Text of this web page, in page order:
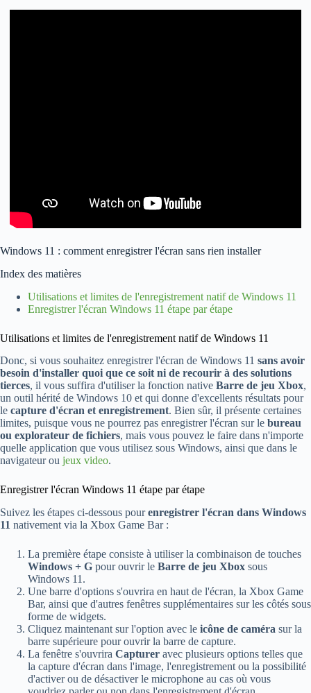
Windows 11 : comment enregistrer l'écran sans rien installer
Index des matières
Utilisations et limites de l'enregistrement natif de Windows 11
Enregistrer l'écran Windows 11 étape par étape
Utilisations et limites de l'enregistrement natif de Windows 11
Donc, si vous souhaitez enregistrer l'écran de Windows 11 sans avoir
besoin d'installer quoi que ce soit ni de recourir à des solutions
tierces, il vous suffira d'utiliser la fonction native Barre de jeu Xbox,
un outil hérité de Windows 10 et qui donne d'excellents résultats pour
le capture d'écran et enregistrement. Bien sûr, il présente certaines
limites, puisque vous ne pourrez pas enregistrer l'écran sur le bureau
ou explorateur de fichiers, mais vous pouvez le faire dans n'importe
quelle application que vous utilisez sous Windows, ainsi que dans le
navigateur ou jeux video.
Enregistrer l'écran Windows 11 étape par étape
Suivez les étapes ci-dessous pourenregistrer l'écran dans Windows
11 nativement via la Xbox Game Bar :
La première étape consiste à utiliser la combinaison de touches
Windows + G pour ouvrir le Barre de jeu Xbox sous
Windows 11.
Une barre d'options s'ouvrira en haut de l'écran, la Xbox Game
Bar, ainsi que d'autres fenêtres supplémentaires sur les côtés sous
forme de widgets.
Cliquez maintenant sur l'option avec le icône de caméra sur la
barre supérieure pour ouvrir la barre de capture.
La fenêtre s'ouvrira Capturer avec plusieurs options telles que
la capture d'écran dans l'image, l'enregistrement ou la possibilité
d'activer ou de désactiver le microphone au cas où vous